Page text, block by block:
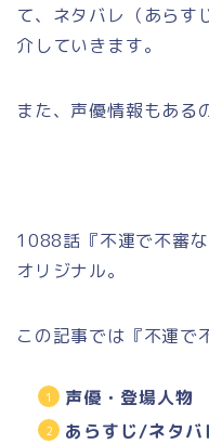
て、ネタバレ（あらす
介していきます。
また、声優情報もある
1088話『不運で不審
オリジナル。
この記事では『不運で
声優・登場人物
あらすじ/ネタバ